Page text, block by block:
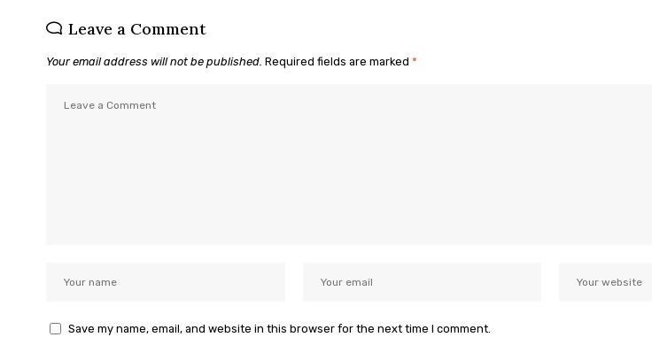
Leave a Comment
Your email address will not be published. Required fields are marked *
Save my name, email, and website in this browser for the next time I comment.